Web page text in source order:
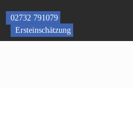
content
02732 791079
Ersteinschätzung